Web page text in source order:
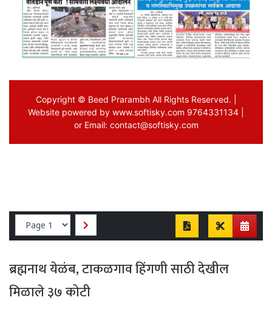
ब्रह्मनाथ येळंब, टाकळगाव हिंगणी साठी देखील
मिळाले ३७ कोटी